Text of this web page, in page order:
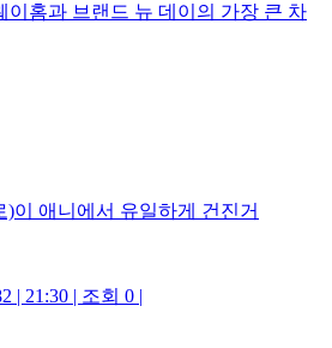
이홈과 브랜드 뉴 데이의 가장 큰 차
)이 애니에서 유일하게 건진거
| 21:30 | 조회 0 |